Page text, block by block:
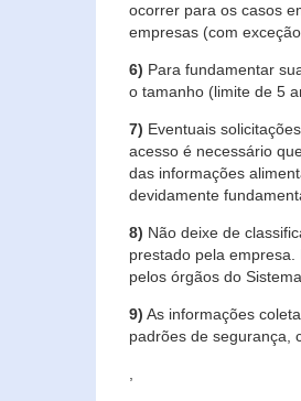
ocorrer para os casos
empresas (com
6) Para fundamentar
o tamanho (limite de 5
7) Eventuais
acesso é necessário
das informações
devidamente
8) Não deixe de
prestado pela
pelos órgãos do
9) As informações
padrões de segurança,